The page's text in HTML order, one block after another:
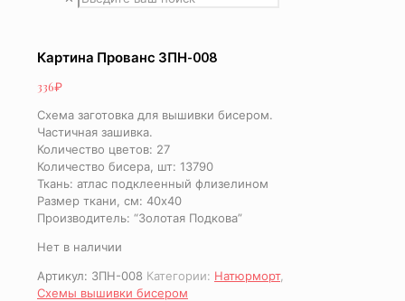
Картина Прованс ЗПН-008
336₽
Схема заготовка для вышивки бисером.
Частичная зашивка.
Количество цветов: 27
Количество бисера, шт: 13790
Ткань: атлас подклеенный флизелином
Размер ткани, см: 40х40
Производитель: “Золотая Подкова”
Нет в наличии
Артикул: ЗПН-008 Категории: Натюрморт,
Схемы вышивки бисером